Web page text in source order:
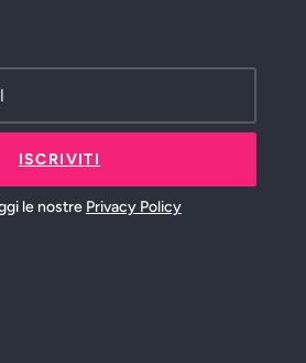
ISCRIVITI
le nostre Privacy Policy